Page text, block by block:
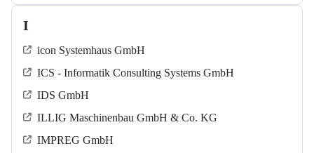
I
icon Systemhaus GmbH
ICS - Informatik Consulting Systems GmbH
IDS GmbH
ILLIG Maschinenbau GmbH & Co. KG
IMPREG GmbH